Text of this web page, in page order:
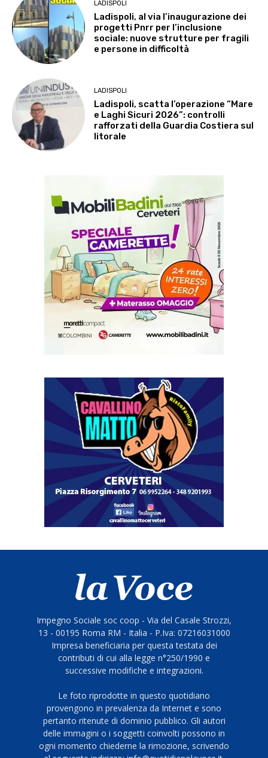
LADISPOLI
Ladispoli, al via l’inaugurazione dei
progetti Pnrr per l’inclusione
sociale: nuove strutture per fragili
e persone in difficoltà
LADISPOLI
Ladispoli, scatta l’operazione “Mare
e Laghi Sicuri 2026”: controlli
rafforzati della Guardia Costiera sul
litorale
Impegno Sociale soc coop - Via del Casale Strozzi,
13 - 00195 Roma RM - Italia - P.Iva: 07216031000
Impresa beneficiaria per questa testata dei
contributi di cui alla legge n°250/1990 e
successive modifiche e integrazioni.
Le foto riprodotte in questo quotidiano
provengono in prevalenza da Internet e sono
pertanto ritenute di dominio pubblico. Gli autori
delle immagini o i soggetti coinvolti possono in
ogni momento chiederne la rimozione, scrivendo